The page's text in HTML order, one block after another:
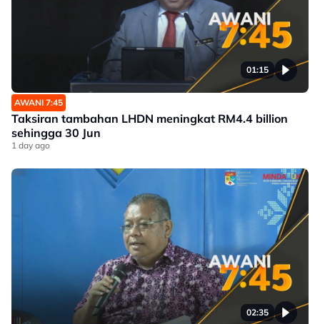
01:15
AWANI 7:45
Taksiran tambahan LHDN meningkat RM4.4 billion
sehingga 30 Jun
1 day ago
02:35